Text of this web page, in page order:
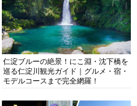
仁淀ブルーの絶景！にこ淵・沈下橋を
巡る仁淀川観光ガイド｜グルメ・宿・
モデルコースまで完全網羅！